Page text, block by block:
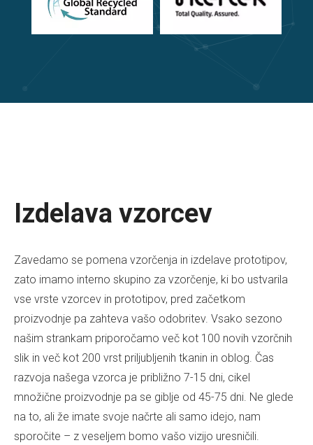
Izdelava vzorcev
Zavedamo se pomena vzorčenja in izdelave prototipov,
zato imamo interno skupino za vzorčenje, ki bo ustvarila
vse vrste vzorcev in prototipov, pred začetkom
proizvodnje pa zahteva vašo odobritev. Vsako sezono
našim strankam priporočamo več kot 100 novih vzorčnih
slik in več kot 200 vrst priljubljenih tkanin in oblog. Čas
razvoja našega vzorca je približno 7-15 dni, cikel
množične proizvodnje pa se giblje od 45-75 dni. Ne glede
na to, ali že imate svoje načrte ali samo idejo, nam
sporočite – z veseljem bomo vašo vizijo uresničili.